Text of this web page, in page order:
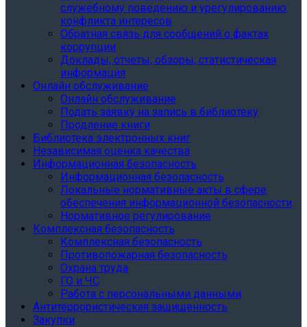
служебному поведению и урегулированию
конфликта интересов
Обратная связь для сообщений о фактах
коррупции
Доклады, отчеты, обзоры, статистическая
информация
Онлайн обслуживание
Онлайн обслуживание
Подать заявку на запись в библиотеку
Продление книги
Библиотека электронных книг
Независимая оценка качества
Информационная безопасность
Информационная безопасность
Локальные нормативные акты в сфере
обеспечения информационной безопасности
Нормативное регулирование
Комплексная безопасность
Комплексная безопасность
Противопожарная безопасность
Охрана труда
ГО и ЧС
Работа с персональными данными
Антитеррористическая защищенность
Закупки